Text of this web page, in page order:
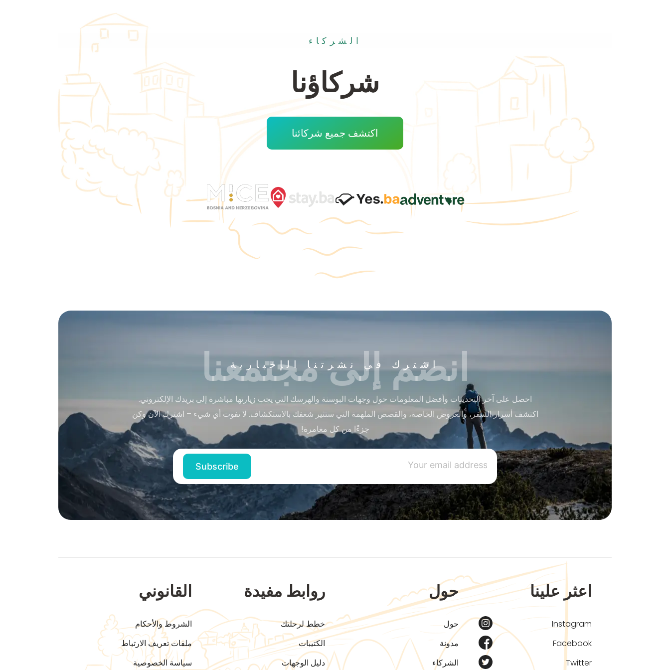
الشركاء
شركاؤنا
اكتشف جميع شركائنا
اشترك في نشرتنا الإخبارية
انضم إلى مجتمعنا
احصل على آخر التحديثات وأفضل المعلومات حول وجهات البوسنة والهرسك التي يجب زيارتها مباشرة إلى بريدك الإلكتروني.
اكتشف أسرار السفر، والعروض الخاصة، والقصص الملهمة التي ستثير شغفك بالاستكشاف. لا تفوت أي شيء – اشترك الآن وكن
جزءًا من كل مغامرة!
اعثر علينا
Instagram
Facebook
Twitter
حول
حول
مدونة
الشركاء
روابط مفيدة
خطط لرحلتك
الكتيبات
دليل الوجهات
القانوني
الشروط والأحكام
ملفات تعريف الارتباط
سياسة الخصوصية